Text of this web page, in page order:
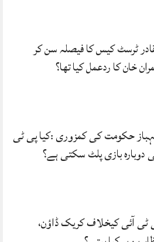
ٹرسٹ کیس کا فیصلہ سن کر
خان کا ردعمل کیا تھا؟
حکومت کی کمزوری :کیا پی ٹی
دوبارہ بازی پلٹ سکتی ہے؟
ٹی آئی کیخلاف کریک ڈاؤن،